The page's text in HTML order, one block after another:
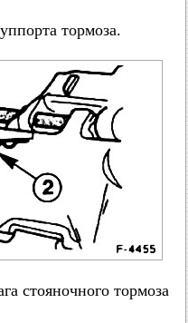
тормоза.
стояночного тормоза